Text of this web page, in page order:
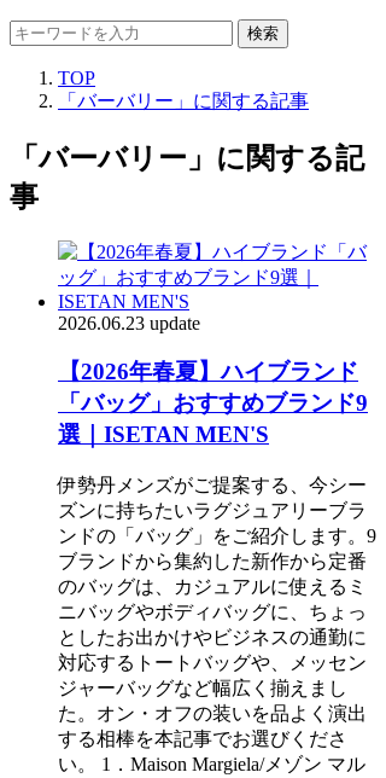
検索
TOP
「バーバリー」に関する記事
「バーバリー」に関する記
事
2026.06.23 update
【2026年春夏】ハイブランド
「バッグ」おすすめブランド9
選｜ISETAN MEN'S
伊勢丹メンズがご提案する、今シー
ズンに持ちたいラグジュアリーブラ
ンドの「バッグ」をご紹介します。9
ブランドから集約した新作から定番
のバッグは、カジュアルに使えるミ
ニバッグやボディバッグに、ちょっ
としたお出かけやビジネスの通勤に
対応するトートバッグや、メッセン
ジャーバッグなど幅広く揃えまし
た。オン・オフの装いを品よく演出
する相棒を本記事でお選びくださ
い。 1．Maison Margiela/メゾン マル